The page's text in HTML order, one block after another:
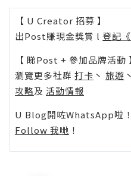
【 U Creator 招募 】
出Post賺現金獎賞 l 登記
【 睇Post + 參加品牌活動
瀏覽更多社群 打卡 丶 旅遊 丶
攻略及 活動情報
U Blog開咗WhatsApp啦
Follow 我哋 ！